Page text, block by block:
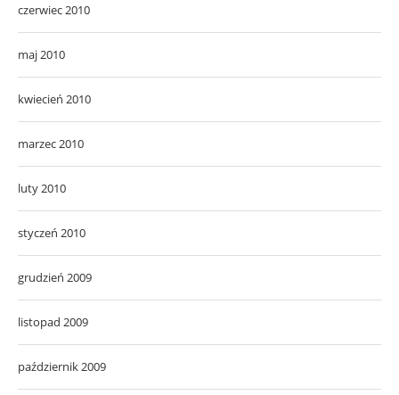
czerwiec 2010
maj 2010
kwiecień 2010
marzec 2010
luty 2010
styczeń 2010
grudzień 2009
listopad 2009
październik 2009